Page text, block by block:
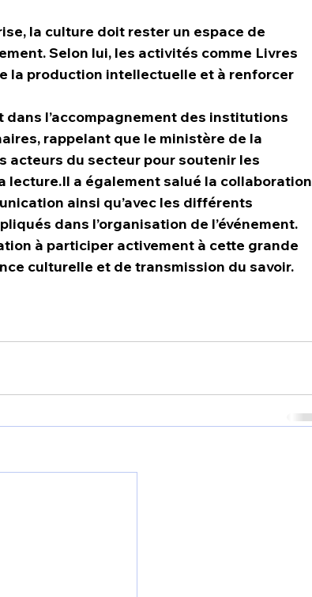
la culture doit rester un espace de
Selon lui, les activités comme Livres
la production intellectuelle et à renforcer
dans l’accompagnement des institutions
rappelant que le ministère de la
acteurs du secteur pour soutenir les
lecture.Il a également salué la collaboration
ainsi qu’avec les différents
dans l’organisation de l’événement.
à participer activement à cette grande
culturelle et de transmission du savoir.